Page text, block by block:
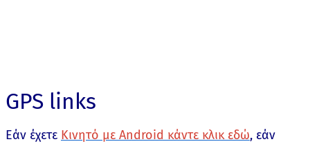
GPS links
Εάν έχετε Κινητό με Android κάντε κλικ εδώ, εάν